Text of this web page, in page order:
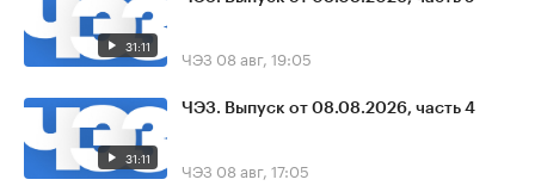
31:11 ЧЭЗ 08 авг, 19:05
31:11
ЧЭЗ. Выпуск от 08.08.2026, часть 4
ЧЭЗ 08 авг, 17:05